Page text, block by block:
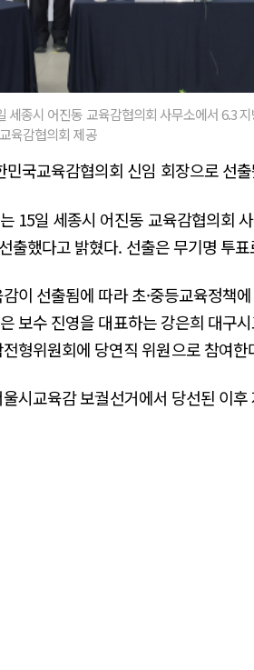
세종시 어진동 교육감협의회 사무소에서 6.3
육감협의회 제공
국교육감협의회 신임 회장으로 선
15일 세종시 어진동 교육감협의회
출했다고 밝혔다. 선출은 무기명 투
이 선출됨에 따라 초·중등교육정책
보수 진영을 대표하는 강은희 대구
형위원회에 당연직 위원으로 참여한
시교육감 보궐선거에서 당선된 이